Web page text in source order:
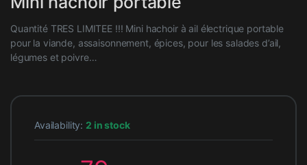
Quantité TRES LIMITEE !!! Mini hachoir à ail électrique portable
pour la viande, assaisonnement, épices, pour les salades d’ail,
légumes et poivre…
Availability: 2 in stock